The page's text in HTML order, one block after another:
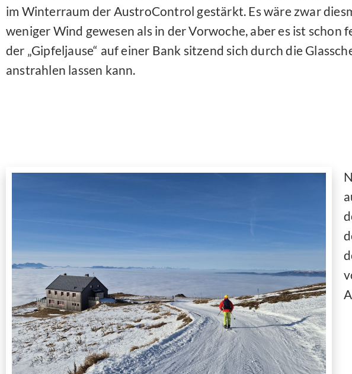
im Winterraum der AustroControl gestärkt. Es wäre zwar
weniger Wind gewesen als in der Vorwoche, aber es ist schon
der „Gipfeljause“ auf einer Bank sitzend sich durch die
anstrahlen lassen kann.